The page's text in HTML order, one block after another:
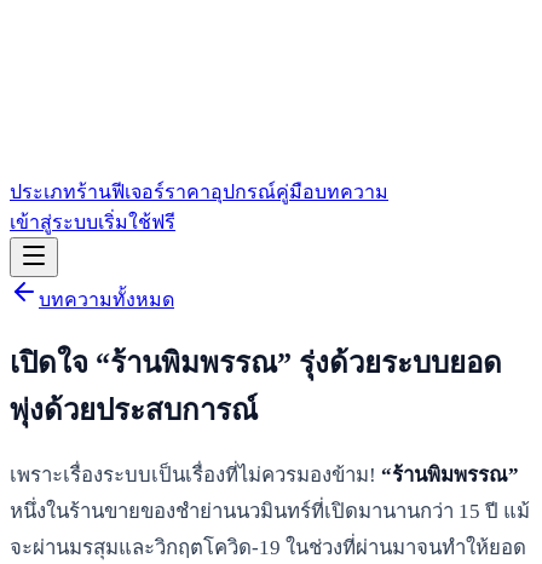
ประเภทร้านฟีเจอร์ราคาอุปกรณ์คู่มือบทความ
เข้าสู่ระบบเริ่มใช้ฟรี
บทความทั้งหมด
เปิดใจ “ร้านพิมพรรณ” รุ่งด้วยระบบยอด
พุ่งด้วยประสบการณ์
เพราะเรื่องระบบเป็นเรื่องที่ไม่ควรมองข้าม! “ร้านพิมพรรณ”
หนึ่งในร้านขายของชำย่านนวมินทร์ที่เปิดมานานกว่า 15 ปี แม้
จะผ่านมรสุมและวิกฤตโควิด-19 ในช่วงที่ผ่านมาจนทำให้ยอด